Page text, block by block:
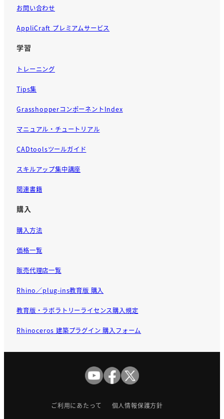
お問い合わせ
AppliCraft プレミアムサービス
学習
トレーニング
Tips集
GrasshopperコンポーネントIndex
マニュアル・チュートリアル
CADtoolsツールガイド
スキルアップ集中講座
関連書籍
購入
購入方法
価格一覧
販売代理店一覧
Rhino／plug-ins教育版 購入
教育版・ラボラトリーライセンス購入規定
Rhinoceros 建築プラグイン 購入フォーム
ご利用にあたって 個人情報保護方針